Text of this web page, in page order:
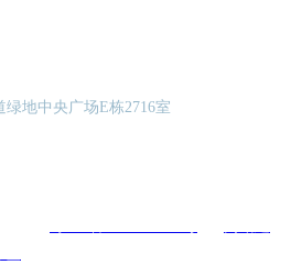
地中央广场E栋2716室